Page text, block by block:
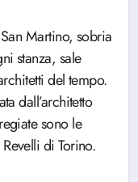
Martino, sobria
stanza, sale
del tempo.
dall’architetto
sono le
di Torino.